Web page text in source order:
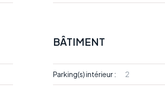
BÂTIMENT
Parking(s) intérieur : 2